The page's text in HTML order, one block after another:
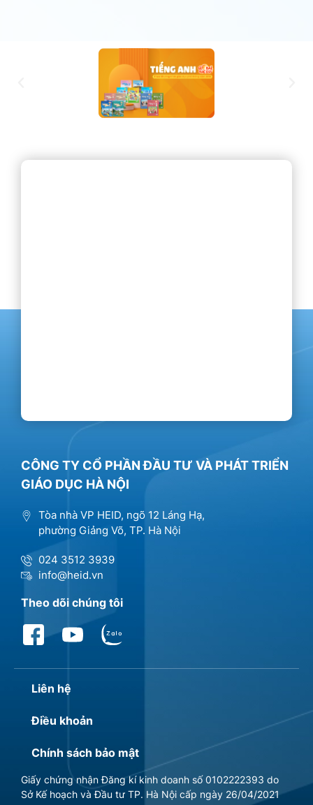
CÔNG TY CỔ PHẦN ĐẦU TƯ VÀ PHÁT TRIỂN
GIÁO DỤC HÀ NỘI
Tòa nhà VP HEID, ngõ 12 Láng Hạ,
phường Giảng Võ, TP. Hà Nội
024 3512 3939
info@heid.vn
Theo dõi chúng tôi
Liên hệ
Điều khoản
Chính sách bảo mật
Giấy chứng nhận Đăng kí kinh doanh số 0102222393 do
Sở Kế hoạch và Đầu tư TP. Hà Nội cấp ngày 26/04/2021